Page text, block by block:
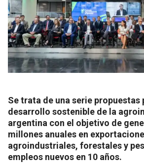
Se trata de una serie propuestas
desarrollo sostenible de la
argentina con el objetivo de
millones anuales en
agroindustriales, forestales y
empleos nuevos en 10 años.